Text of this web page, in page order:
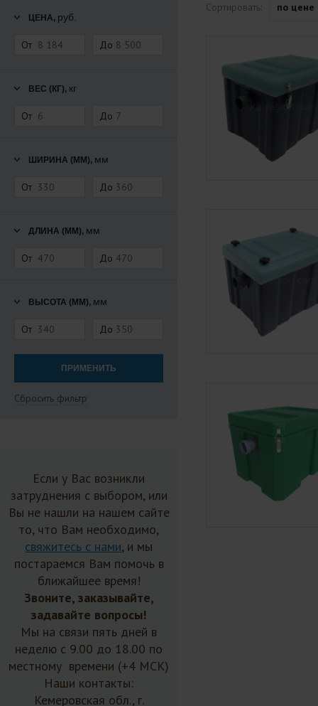
ЦЕНА, руб.
От До
ВЕС (КГ), кг
От До
ШИРИНА (ММ), мм
От До
ДЛИНА (ММ), мм
От До
ВЫСОТА (ММ), мм
От До
Сбросить фильтр
Если у Вас возникли
затруднения с выбором, или
Вы не нашли на нашем сайте
то, что Вам необходимо,
свяжитесь с нами, и мы
постараемся Вам помочь в
ближайшее время!
Звоните, заказывайте,
задавайте вопросы!
Мы на связи пять дней в
неделю с 9.00 до 18.00 по
местному времени (+4 МСК)
Наши контакты:
Кемеровская обл., г.
Сортировать: по цене